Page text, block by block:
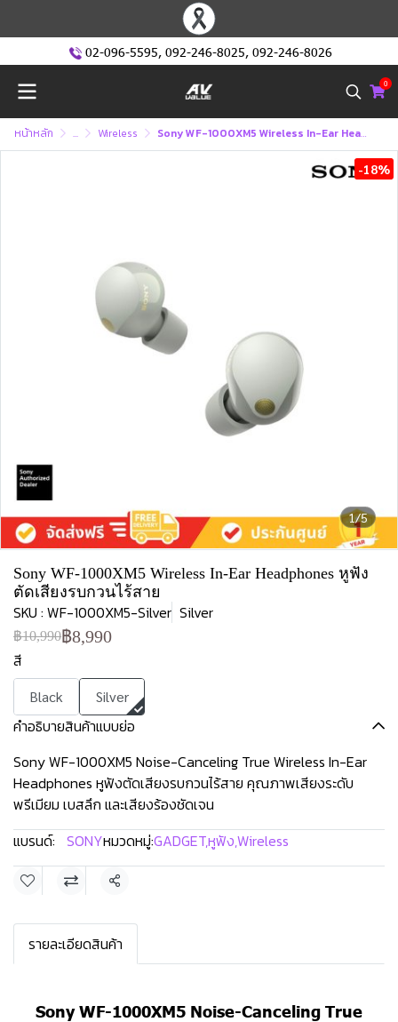
02-096-5595, 092-246-8025, 092-246-8026
0
หน้าหลัก ... Wireless Sony WF-1000XM5 Wireless In-Ear Headphones หูฟังตัดเสียงรบกวนไร้สาย
1/5
-18%
Sony WF-1000XM5 Wireless In-Ear Headphones หูฟัง
ตัดเสียงรบกวนไร้สาย
SKU : WF-1000XM5-Silver Silver
฿10,990฿8,990
สี
Black Silver
คำอธิบายสินค้าแบบย่อ
Sony WF-1000XM5 Noise-Canceling True Wireless In-Ear
Headphones หูฟังตัดเสียงรบกวนไร้สาย คุณภาพเสียงระดับ
พรีเมียม เบสลึก และเสียงร้องชัดเจน
แบรนด์: SONYหมวดหมู่:GADGET,หูฟัง,Wireless
แชร์
รายละเอียดสินค้า
Sony WF-1000XM5 Noise-Canceling True